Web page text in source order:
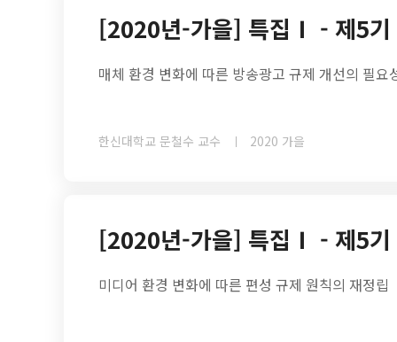
[2020년-가을] 특집Ⅰ - 제5기
매체 환경 변화에 따른 방송광고 규제 개선의 필요
한신대학교 문철수 교수 2020 가을
[2020년-가을] 특집Ⅰ - 제5기
미디어 환경 변화에 따른 편성 규제 원칙의 재정립